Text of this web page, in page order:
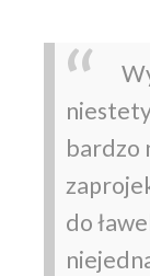
bardzo
do